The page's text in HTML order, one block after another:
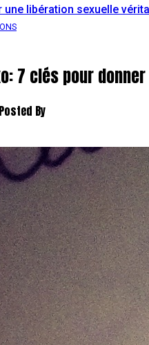
une libération sexuelle
7 clés pour
Posted By